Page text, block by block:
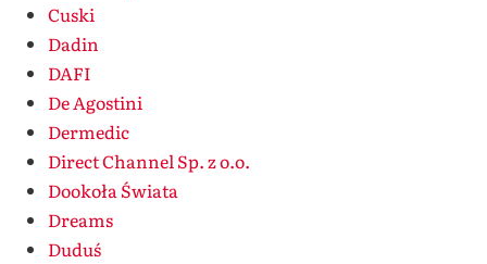
Cuski
Dadin
DAFI
De Agostini
Dermedic
Direct Channel Sp. z o.o.
Dookoła Świata
Dreams
Duduś